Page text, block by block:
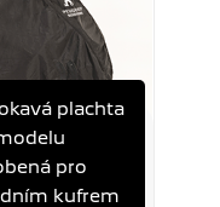
plachta
pro
kufrem